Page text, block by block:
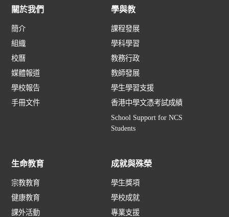
關於我們
簡介
組織
校曆
媒體報道
學校報告
手冊文件
學與教
課程發展
學科學習
教務行政
教師發展
學生學習支援
香港中學文憑考試成績
School Support for NCS
Students
生命教育
宗教教育
健康教育
課外活動
成就與殊榮
學生獎項
學校成就
專業支援